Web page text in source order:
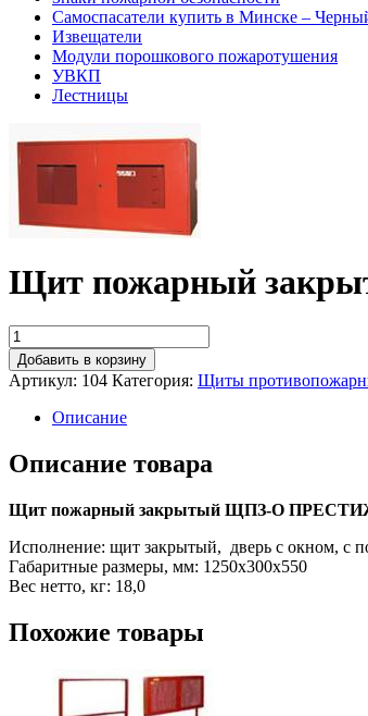
Самоспасатели купить в Минске –
Извещатели
Модули порошкового пожаротушения
УВКП
Лестницы
Щит пожарный
Добавить в корзину
Артикул: 104 Категория: Щиты
Описание
Описание товара
Щит пожарный закрытый ЩПЗ-О
Исполнение: щит закрытый, дверь с окном, с
Габаритные размеры, мм: 1250х300х550
Вес нетто, кг: 18,0
Похожие товары